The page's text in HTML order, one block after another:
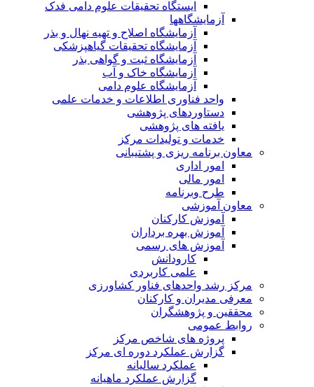
ایستگاه تحقیقات علوم دامی فدک
آزمایشگاهها
آزمایشگاه اصلاح و تهیه نهال و بذر
آزمایشگاه تحقیقات گیاهپزشکی
آزمایشگاه ثبت و گواهی بذر
آزمایشگاه خاک و آب
آزمایشگاه علوم دامی
واحد فناوری اطلاعات و خدمات علمی
دستاوردهای پژوهشی
یافته های پژوهشی
خدمات و تولیدات مرکز
معاون برنامه ریزی و پشتیبانی
امور اداری
امور مالی
طرح وبرنامه
معاون آموزشی
آموزش کارکنان
آموزش بهره برداران
آموزش های رسمی
کارودانش
علمی کاربردی
مرکز رشد واحدهای فناور کشاورزی
معرفی مدیران و کارکنان
محققین و پژوهشگران
روابط عمومی
پروژه های شاخص مرکز
گزارش عملکرد دوره ای مرکز
عملکرد سالیانه
گزارش عملکرد ماهیانه